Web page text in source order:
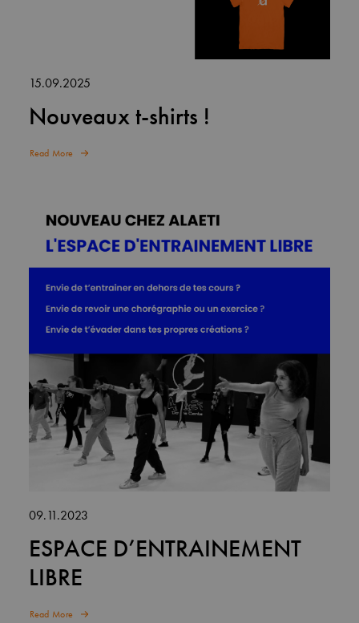
15.09.2025
Nouveaux t-shirts !
Read More
09.11.2023
ESPACE D’ENTRAINEMENT
LIBRE
Read More